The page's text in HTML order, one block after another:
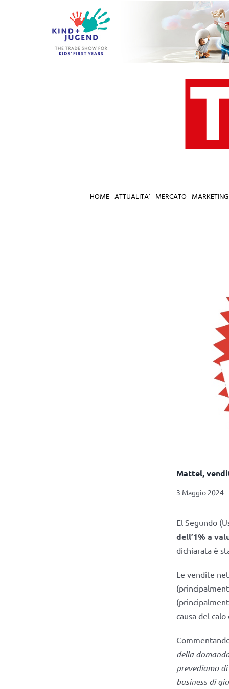
HOME ATTUALITA’ MERCATO
Mattel,
3 Maggio 2024 -
El Segundo
dell’1% a
dichiarata è
Le vendite
causa del
della
prevediamo
business di